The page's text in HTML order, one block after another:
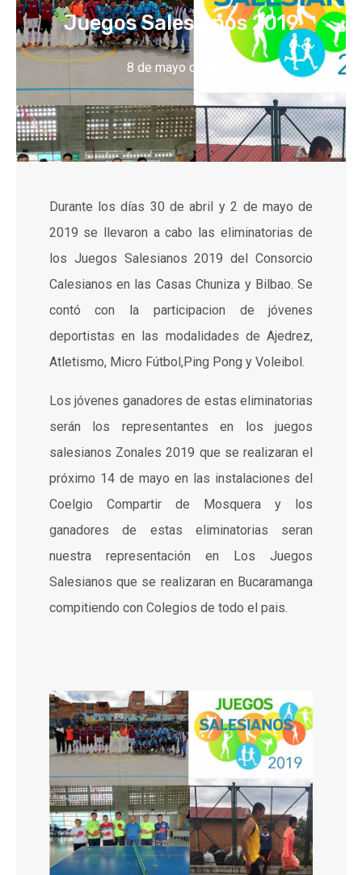
Juegos Salesianos 2019
8 de mayo de 2019
Durante los días 30 de abril y 2 de mayo de
2019 se llevaron a cabo las eliminatorias de
los Juegos Salesianos 2019 del Consorcio
Calesianos en las Casas Chuniza y Bilbao. Se
contó con la participacion de jóvenes
deportistas en las modalidades de Ajedrez,
Atletismo, Micro Fútbol,Ping Pong y Voleibol.
Los jóvenes ganadores de estas eliminatorias
serán los representantes en los juegos
salesianos Zonales 2019 que se realizaran el
próximo 14 de mayo en las instalaciones del
Coelgio Compartir de Mosquera y los
ganadores de estas eliminatorias seran
nuestra representación en Los Juegos
Salesianos que se realizaran en Bucaramanga
compitiendo con Colegios de todo el pais.